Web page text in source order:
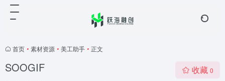
首页 • 素材资源 • 美工助手 • 正文
SOOGIF 收藏 0